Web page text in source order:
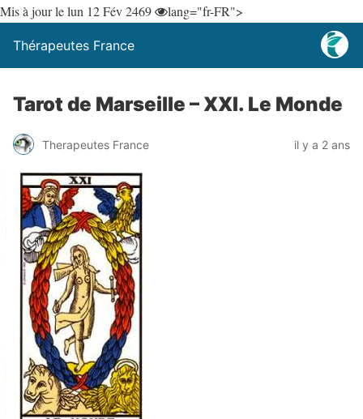
Mis à jour le lun 12 Fév 2469 lang="fr-FR">
Thérapeutes France
Tarot de Marseille – XXI. Le Monde
Therapeutes France il y a 2 ans